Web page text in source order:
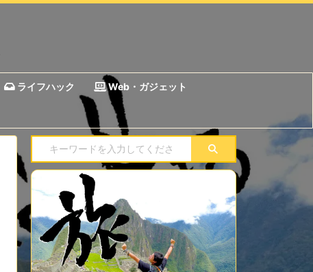
ライフハック Web・ガジェット